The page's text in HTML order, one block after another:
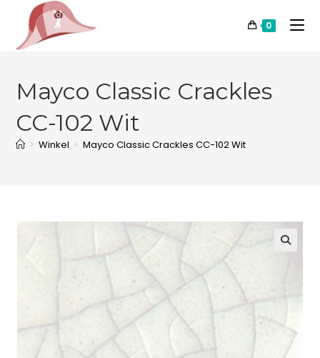
0
Mayco Classic Crackles
CC-102 Wit
> Winkel > Mayco Classic Crackles CC-102 Wit